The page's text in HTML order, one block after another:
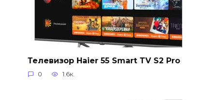
Телевизор Haier 55 Smart TV S2 Pro
0 1.6к.